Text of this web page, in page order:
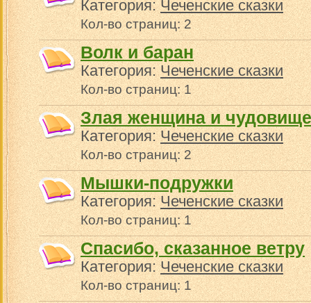
Категория:Чеченские сказки
Кол-во страниц: 2
Волк и баран
Категория:Чеченские сказки
Кол-во страниц: 1
Злая женщина и чудовище
Категория:Чеченские сказки
Кол-во страниц: 2
Мышки-подружки
Категория:Чеченские сказки
Кол-во страниц: 1
Спасибо, сказанное ветру
Категория:Чеченские сказки
Кол-во страниц: 1